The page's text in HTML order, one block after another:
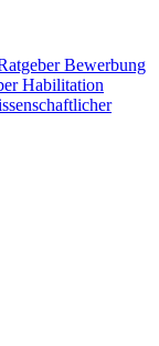
Bewerbung
Habilitation